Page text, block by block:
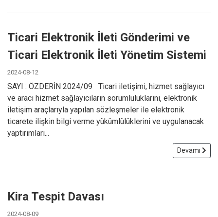
Ticari Elektronik İleti Gönderimi ve
Ticari Elektronik İleti Yönetim Sistemi
2024-08-12
SAYI : ÖZDERİN 2024/09 Ticari iletişimi, hizmet sağlayıcı
ve aracı hizmet sağlayıcıların sorumluluklarını, elektronik
iletişim araçlarıyla yapılan sözleşmeler ile elektronik
ticarete ilişkin bilgi verme yükümlülüklerini ve uygulanacak
yaptırımları...
Devamı
Kira Tespit Davası
2024-08-09